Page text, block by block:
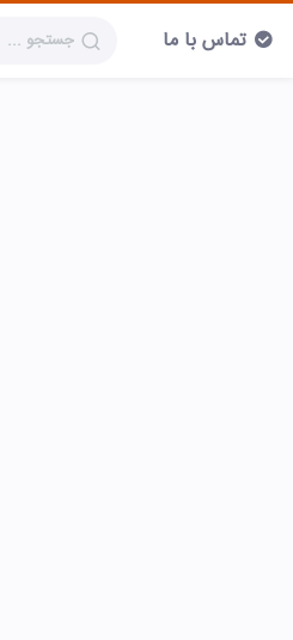
تماس با ما